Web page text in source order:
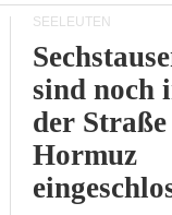
SEELEUTEN
sind noch
der
Hormuz